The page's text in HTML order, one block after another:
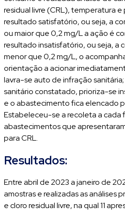
residual livre (CRL), temperatura e
resultado satisfatório, ou seja, a
ou maior que 0,2 mg/L a ação é
resultado insatisfatório, ou seja, a
menor que 0,2 mg/L, o
orientação a acionar
lavra-se auto de infração
sanitário constatado, prioriza-se
e o abastecimento fica elencado
Estabeleceu-se a recoleta a cada
abastecimentos que
para CRL.
Resultados:
Entre abril de 2023 a janeiro de
amostras e realizadas as análises
e cloro residual livre, na qual 11